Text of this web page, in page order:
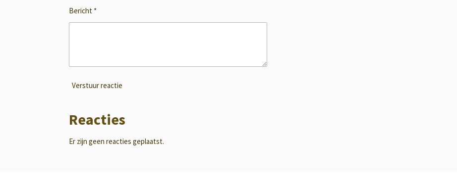
Bericht *
Verstuur reactie
Reacties
Er zijn geen reacties geplaatst.